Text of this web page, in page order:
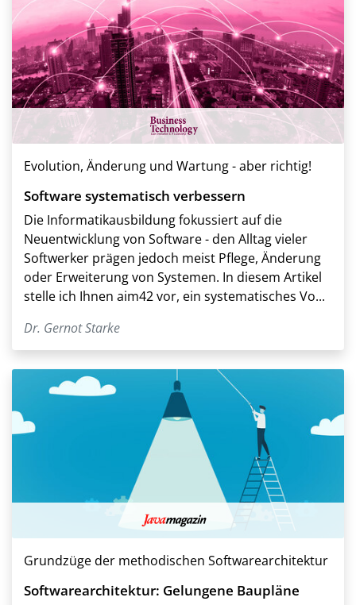
Evolution, Änderung und Wartung - aber richtig!
Software systematisch verbessern
Die Informatikausbildung fokussiert auf die
Neuentwicklung von Software - den Alltag vieler
Softwerker prägen jedoch meist Pflege, Änderung
oder Erweiterung von Systemen. In diesem Artikel
stelle ich Ihnen aim42 vor, ein systematisches Vo...
Dr. Gernot Starke
Grundzüge der methodischen Softwarearchitektur
Softwarearchitektur: Gelungene Baupläne